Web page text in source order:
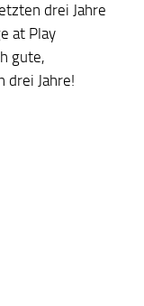
drei Jahre
at Play
gute,
drei Jahre!